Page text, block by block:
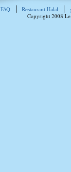
FAQ Restaurant Halal
Copyright 2008